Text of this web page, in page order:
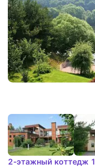
2-этажный коттедж